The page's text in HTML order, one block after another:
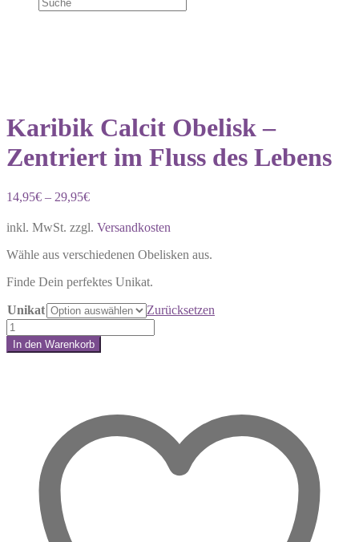
Karibik Calcit Obelisk –
Zentriert im Fluss des Lebens
14,95€ – 29,95€
inkl. MwSt. zzgl. Versandkosten
Wähle aus verschiedenen Obelisken aus.
Finde Dein perfektes Unikat.
Unikat
Zurücksetzen
Karibik
Calcit
Obelisk
In den Warenkorb